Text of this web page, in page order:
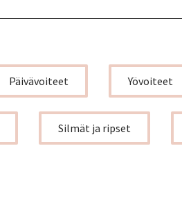
Päivävoiteet Yövoiteet
Silmät ja ripset